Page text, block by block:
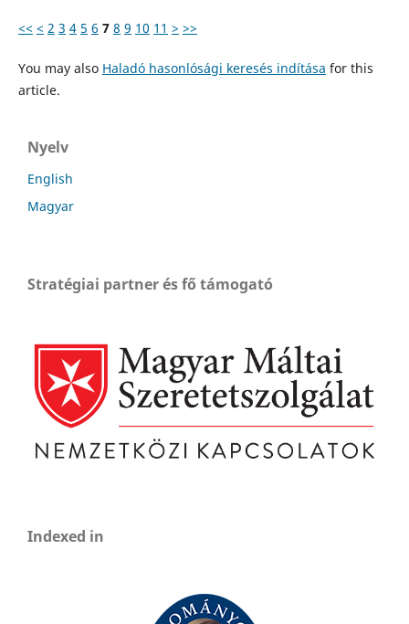
<< < 2 3 4 5 6 7 8 9 10 11 > >>
You may also Haladó hasonlósági keresés indítása for this
article.
Nyelv
English
Magyar
Stratégiai partner és fő támogató
Indexed in